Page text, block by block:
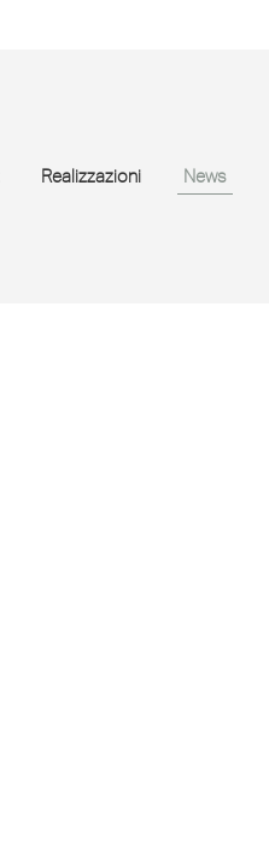
Realizzazioni News